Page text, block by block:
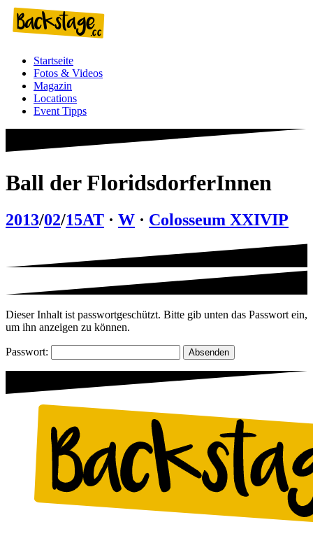
Zum
Inhalt
springen
Startseite
Fotos & Videos
Magazin
Locations
Event Tipps
Ball der FloridsdorferInnen
2013/02/15AT · W · Colosseum XXIVIP
Dieser Inhalt ist passwortgeschützt. Bitte gib unten das Passwort ein,
um ihn anzeigen zu können.
Passwort: